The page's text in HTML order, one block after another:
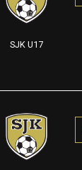
SJK U17